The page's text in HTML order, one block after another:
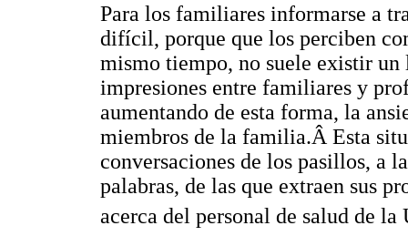
Para los familiares informarse a
difícil, porque que los perciben
mismo tiempo, no suele existir
impresiones entre familiares y
aumentando de esta forma, la
miembros de la familia.Â Esta
conversaciones de los pasillos, a
palabras, de las que extraen sus
acerca del personal de salud de la